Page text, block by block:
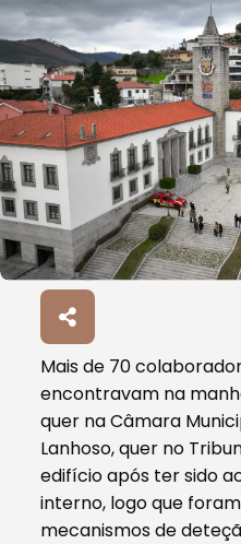
Mais de 70
encontravam na
quer na Câmara
Lanhoso, quer no
edifício após ter sido
interno, logo que
mecanismos de